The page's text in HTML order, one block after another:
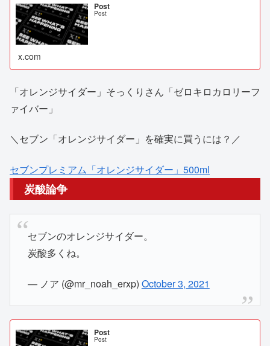
Post
Post
x.com
「オレンジサイダー」そっくりさん「ゼロキロカロリーフ
ァイバー」
＼セブン「オレンジサイダー」を確実に買うには？／
セブンプレミアム「オレンジサイダー」500ml
炭酸論争
セブンのオレンジサイダー。
炭酸多くね。
— ノア (@mr_noah_erxp) October 3, 2021
Post
Post